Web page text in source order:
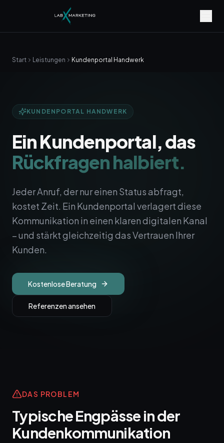
Start Leistungen Kundenportal Handwerk
KUNDENPORTAL HANDWERK
Ein Kundenportal, das
Rückfragen halbiert.
Jeder Anruf, der nur einen Status abfragt,
kostet Zeit. Ein Kundenportal verlagert diese
Kommunikation in einen klaren digitalen Kanal
– und stärkt gleichzeitig das Vertrauen Ihrer
Kunden.
Kostenlose Beratung
Referenzen ansehen
DAS PROBLEM
Typische Engpässe in der
Kundenkommunikation